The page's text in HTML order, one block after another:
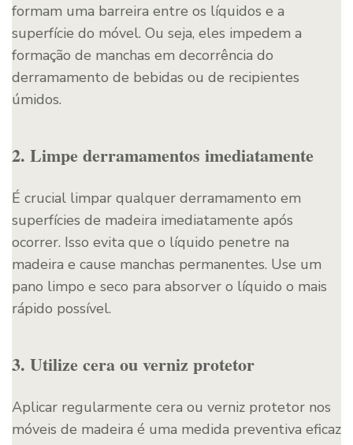
formam uma barreira entre os líquidos e a
superfície do móvel. Ou seja, eles impedem a
formação de manchas em decorrência do
derramamento de bebidas ou de recipientes
úmidos.
2. Limpe derramamentos imediatamente
É crucial limpar qualquer derramamento em
superfícies de madeira imediatamente após
ocorrer. Isso evita que o líquido penetre na
madeira e cause manchas permanentes. Use um
pano limpo e seco para absorver o líquido o mais
rápido possível.
3. Utilize cera ou verniz protetor
Aplicar regularmente cera ou verniz protetor nos
móveis de madeira é uma medida preventiva eficaz